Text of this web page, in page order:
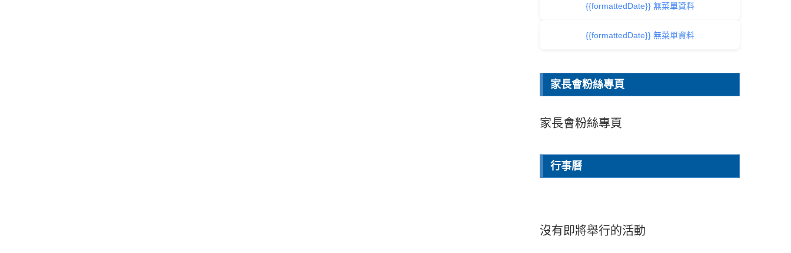
{{formattedDate}} 無菜單資料
{{formattedDate}} 無菜單資料
家長會粉絲專頁
家長會粉絲專頁
行事曆
沒有即將舉行的活動